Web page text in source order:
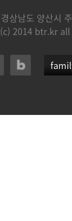
경상남도 양산시
2014 btr.kr